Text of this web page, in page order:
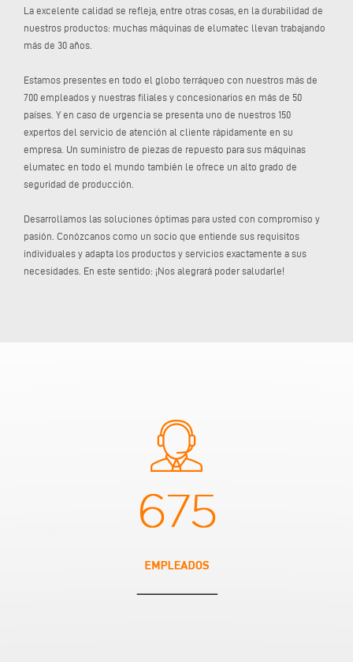
La excelente calidad se refleja, entre otras cosas, en la durabilidad de
nuestros productos: muchas máquinas de elumatec llevan trabajando
más de 30 años.
Estamos presentes en todo el globo terráqueo con nuestros más de
700 empleados y nuestras filiales y concesionarios en más de 50
países. Y en caso de urgencia se presenta uno de nuestros 150
expertos del servicio de atención al cliente rápidamente en su
empresa. Un suministro de piezas de repuesto para sus máquinas
elumatec en todo el mundo también le ofrece un alto grado de
seguridad de producción.
Desarrollamos las soluciones óptimas para usted con compromiso y
pasión. Conózcanos como un socio que entiende sus requisitos
individuales y adapta los productos y servicios exactamente a sus
necesidades. En este sentido: ¡Nos alegrará poder saludarle!